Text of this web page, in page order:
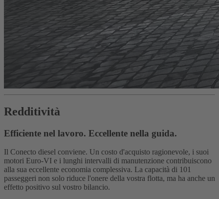
Redditività
Efficiente nel lavoro. Eccellente nella guida.
Il Conecto diesel conviene. Un costo d'acquisto ragionevole, i suoi
motori Euro-VI e i lunghi intervalli di manutenzione contribuiscono
alla sua eccellente economia complessiva. La capacità di 101
passeggeri non solo riduce l'onere della vostra flotta, ma ha anche un
effetto positivo sul vostro bilancio.